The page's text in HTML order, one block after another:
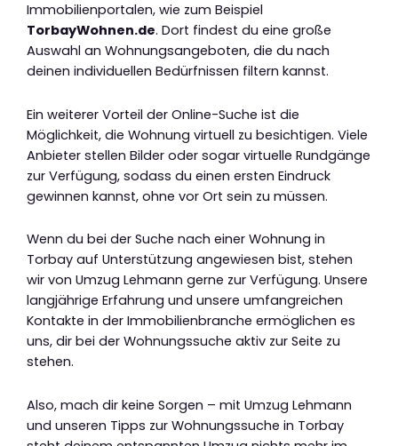
Immobilienportalen, wie zum Beispiel
TorbayWohnen.de. Dort findest du eine große
Auswahl an Wohnungsangeboten, die du nach
deinen individuellen Bedürfnissen filtern kannst.
Ein weiterer Vorteil der Online-Suche ist die
Möglichkeit, die Wohnung virtuell zu besichtigen. Viele
Anbieter stellen Bilder oder sogar virtuelle Rundgänge
zur Verfügung, sodass du einen ersten Eindruck
gewinnen kannst, ohne vor Ort sein zu müssen.
Wenn du bei der Suche nach einer Wohnung in
Torbay auf Unterstützung angewiesen bist, stehen
wir von Umzug Lehmann gerne zur Verfügung. Unsere
langjährige Erfahrung und unsere umfangreichen
Kontakte in der Immobilienbranche ermöglichen es
uns, dir bei der Wohnungssuche aktiv zur Seite zu
stehen.
Also, mach dir keine Sorgen – mit Umzug Lehmann
und unseren Tipps zur Wohnungssuche in Torbay